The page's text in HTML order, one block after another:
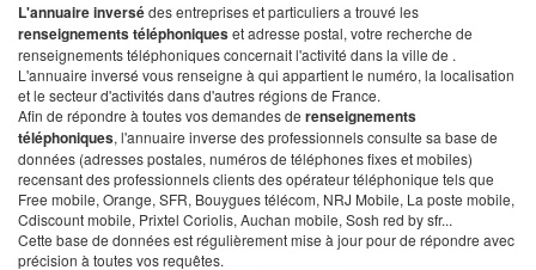
L'annuaire inversédes entreprises et particuliers a trouvé les
renseignements téléphoniqueset adresse postal, votre recherche de
renseignements téléphoniques concernait l'activité dans la ville de .
L'annuaire inversé vous renseigne à qui appartient le numéro, la localisation
et le secteur d'activités dans d'autres régions de France.
Afin de répondre à toutes vos demandes de renseignements
téléphoniques, l'annuaire inverse des professionnels consulte sa base de
données (adresses postales, numéros de téléphones fixes et mobiles)
recensant des professionnels clients des opérateur téléphonique tels que
Free mobile, Orange, SFR, Bouygues télécom, NRJ Mobile, La poste mobile,
Cdiscount mobile, Prixtel Coriolis, Auchan mobile, Sosh red by sfr...
Cette base de données est régulièrement mise à jour pour de répondre avec
précision à toutes vos requêtes.